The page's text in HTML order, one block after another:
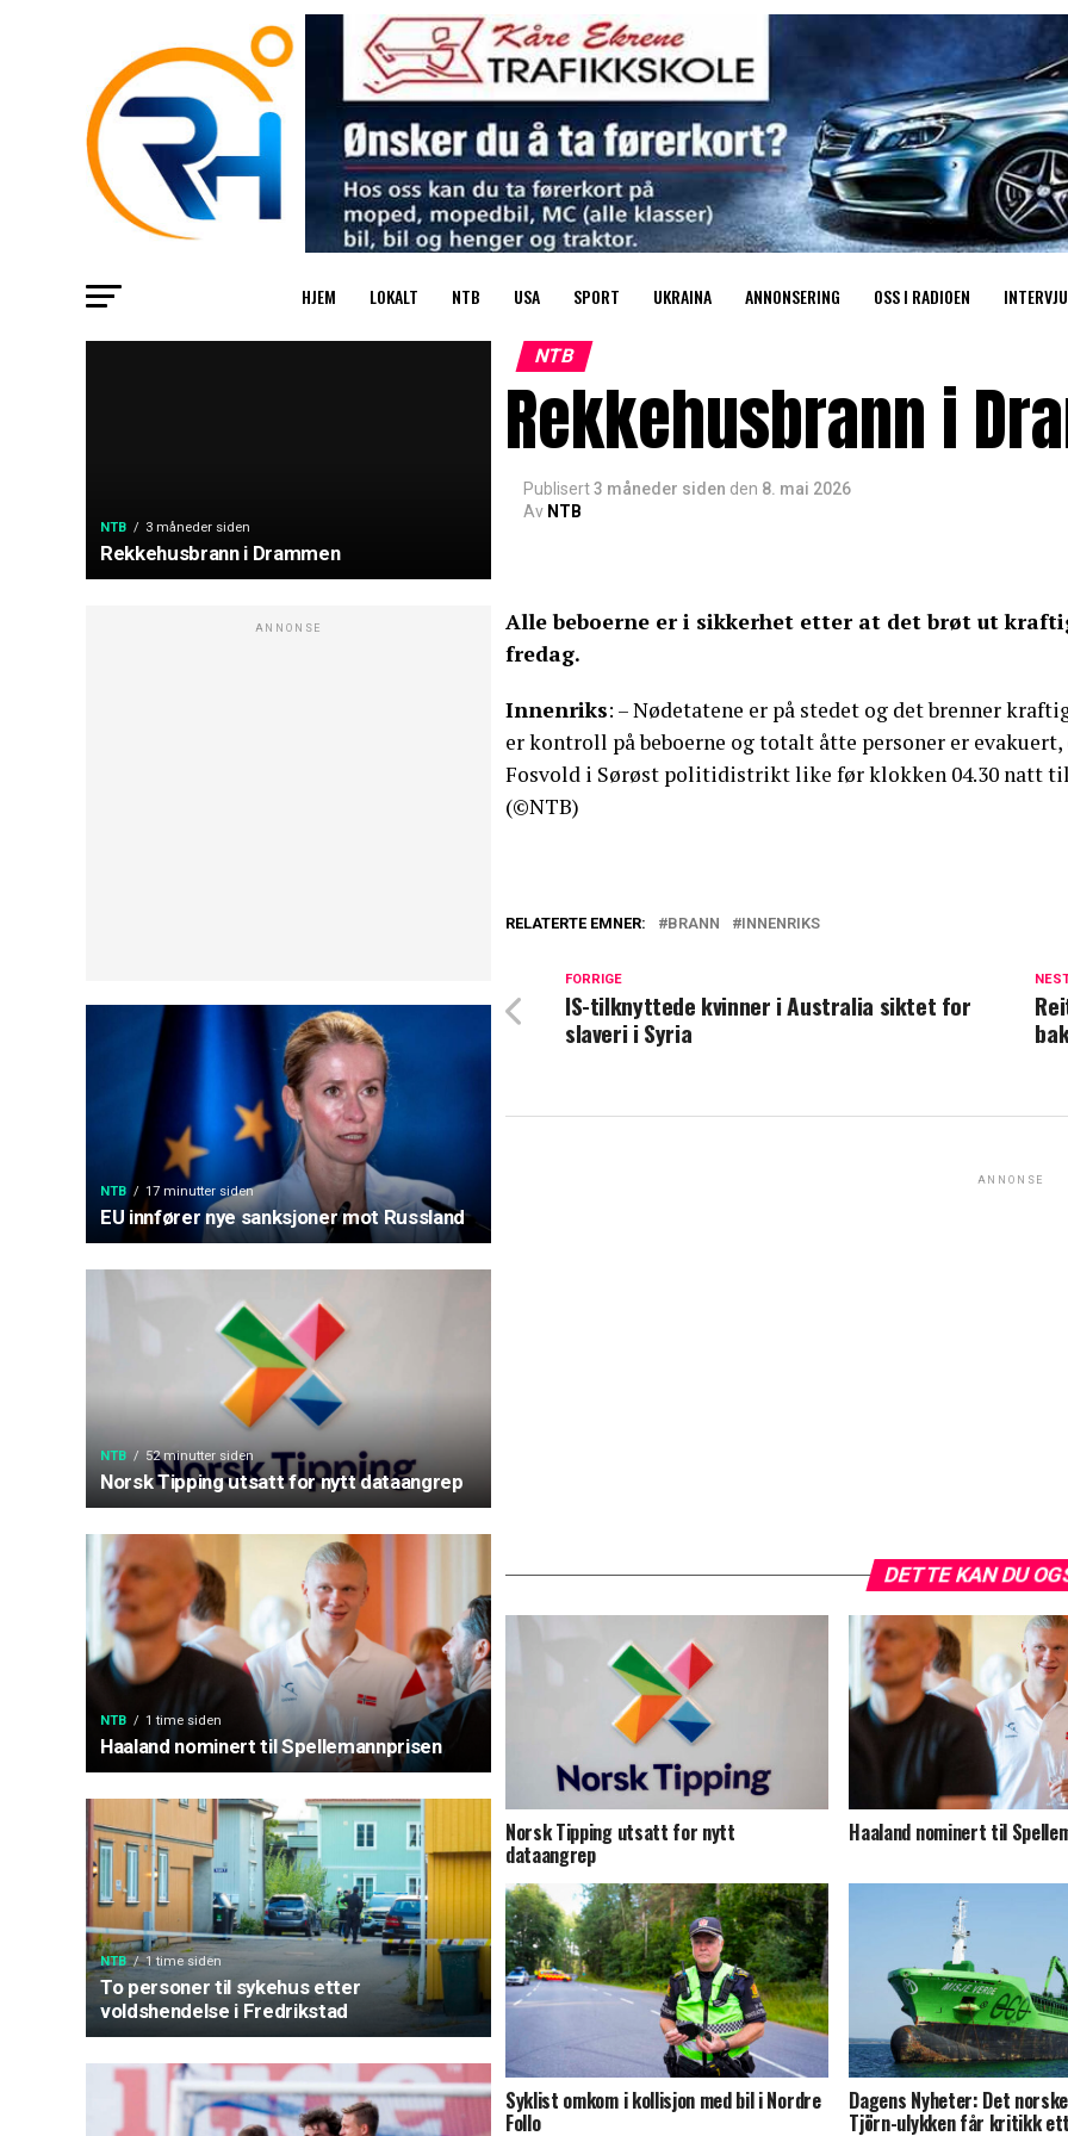
HJEM LOKALT NTB USA SPORT UKRAINA ANNONSERING OSS I RADIOEN INTERVJU
NTB 3 måneder siden
Rekkehusbrann i Drammen
ANNONSE
NTB 17 minutter siden
EU innfører nye sanksjoner mot Russland
NTB 52 minutter siden
Norsk Tipping utsatt for nytt dataangrep
NTB 1 time siden
Haaland nominert til Spellemannprisen
NTB 1 time siden
To personer til sykehus etter
voldshendelse i Fredrikstad
NTB
Rekkehusbrann i
Publisert3 måneder siden den 8. mai 2026
Av NTB
Alle beboerne er i sikkerhet etter at det brøt ut
fredag.
Innenriks: – Nødetatene er på stedet og det brenner
er kontroll på beboerne og totalt åtte personer er
Fosvold i Sørøst politidistrikt like før klokken 04.30 natt
(©NTB)
RELATERTE EMNER: BRANN INNENRIKS
FORRIGE
IS-tilknyttede kvinner i Australia siktet for
slaveri i Syria
ANNONSE
DETTE KAN DU
Norsk Tipping utsatt for nytt
dataangrep
Haaland nominert til
Syklist omkom i kollisjon med bil i Nordre
Follo
Dagens Nyheter: Det
Tjörn-ulykken får kritikk